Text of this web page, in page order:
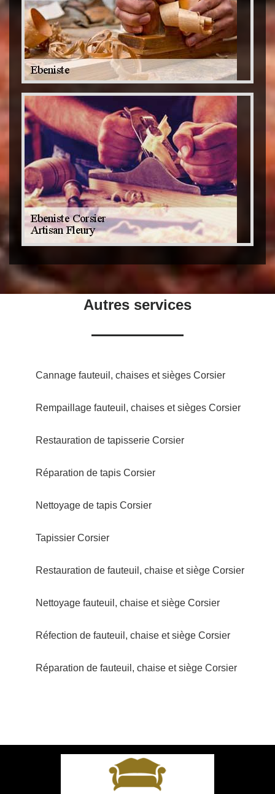
Autres services
Cannage fauteuil, chaises et sièges Corsier
Rempaillage fauteuil, chaises et sièges Corsier
Restauration de tapisserie Corsier
Réparation de tapis Corsier
Nettoyage de tapis Corsier
Tapissier Corsier
Restauration de fauteuil, chaise et siège Corsier
Nettoyage fauteuil, chaise et siège Corsier
Réfection de fauteuil, chaise et siège Corsier
Réparation de fauteuil, chaise et siège Corsier